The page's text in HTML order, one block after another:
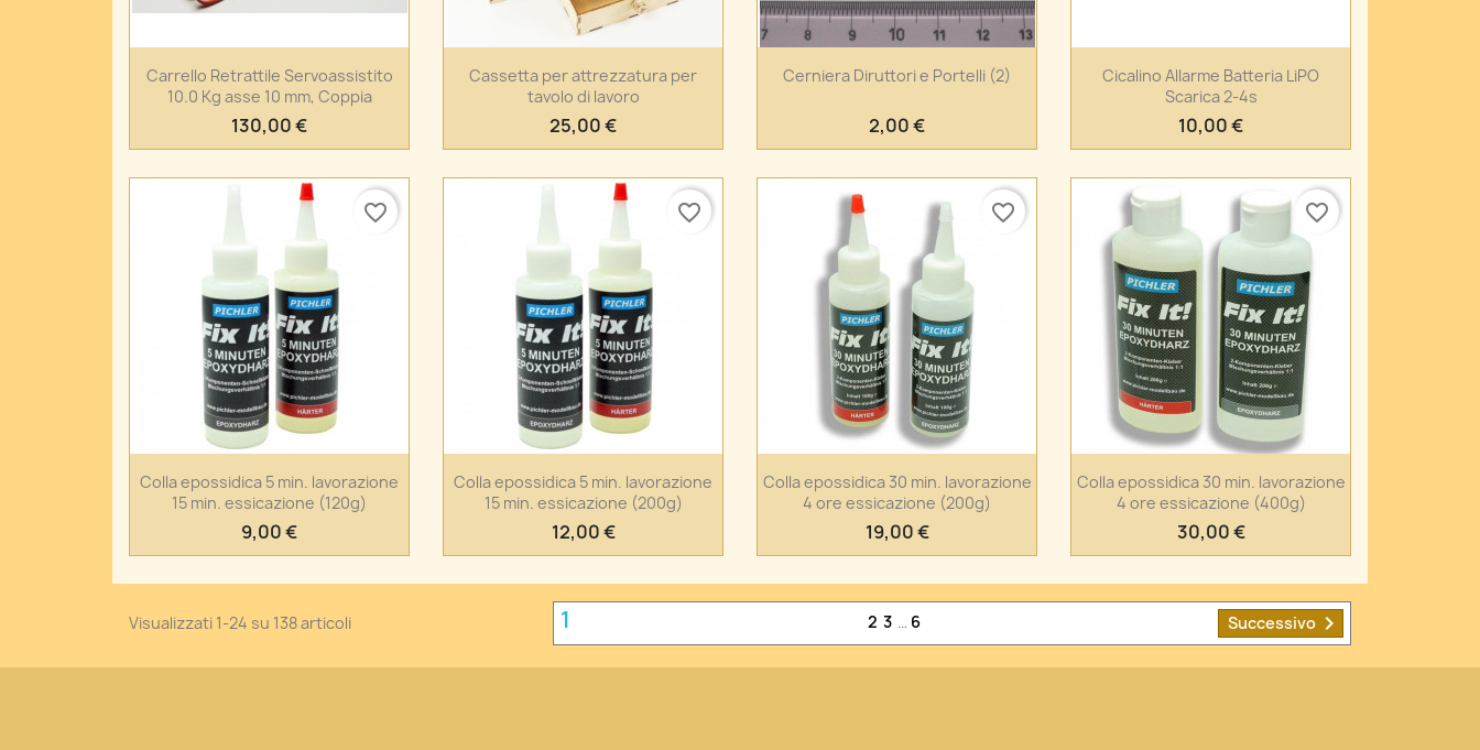
Anteprima
Carrello Retrattile Servoassistito
10.0 Kg asse 10 mm, Coppia
130,00 €
Anteprima
Cassetta per attrezzatura per
tavolo di lavoro
25,00 €
Anteprima
Cerniera Diruttori e Portelli (2)
2,00 €
Anteprima
Cicalino Allarme Batteria LiPO
Scarica 2-4s
10,00 €
Anteprima
Colla epossidica 5 min. lavorazione
15 min. essicazione (120g)
9,00 €
favorite_border
Anteprima
Colla epossidica 5 min. lavorazione
15 min. essicazione (200g)
12,00 €
favorite_border
Anteprima
Colla epossidica 30 min. lavorazione
4 ore essicazione (200g)
19,00 €
favorite_border
Anteprima
Colla epossidica 30 min. lavorazione
4 ore essicazione (400g)
30,00 €
favorite_border
Visualizzati 1-24 su 138 articoli 1 2 3 … 6 Successivo